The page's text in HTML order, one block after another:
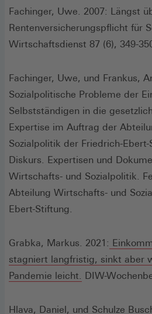
Fachinger, Uwe. 2007: Längst
Rentenversicherungspflicht für
Wirtschaftsdienst 87 (6), 349-
Fachinger, Uwe, und Frankus,
Sozialpolitische Probleme der
Selbstständigen in die
Expertise im Auftrag der
Sozialpolitik der Friedrich-
Diskurs. Expertisen und
Wirtschafts- und Sozialpolitik.
Abteilung Wirtschafts- und
Ebert-Stiftung.
Grabka, Markus. 2021:
stagniert langfristig, sinkt aber
Pandemie leicht.
(Öffnet
einem
DIW-
Hlava, Daniel, und Schulze